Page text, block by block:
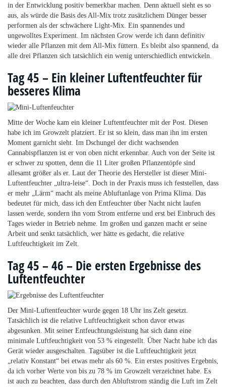
in der Entwicklung positiv bemerkbar machen. Denn aktuell sieht es so
aus, als würde die Basis des All-Mix trotz zusätzlichem Dünger besser
performen als der schwächere Light-Mix. Ein spannendes und
ungewolltes Experiment. Im nächsten Grow werde ich dann definitiv
wieder alle Pflanzen mit dem All-Mix füttern. Es bleibt also spannend, da
alle drei Pflanzen sich tatsächlich ein wenig unterschiedlich entwickeln.
Tag 45 – Ein kleiner Luftentfeuchter für
besseres Klima
Mitte der Woche kam ein kleiner Luftentfeuchter mit der Post. Diesen
habe ich im Growzelt platziert. Er ist so klein, dass man ihn im ersten
Moment garnicht sieht. Im Dschungel der dicht wachsenden
Cannabispflanzen ist er von oben nicht erkennbar. Auch von der Seite ist
er schwer zu spotten, denn die 11 Liter großen Pflanzentöpfe sind
allesamt größer als er. Laut der Theorie des Hersteller ist dieser Mini-
Luftentfeuchter „ultra-leise“. Doch in der Praxis muss ich feststellen, dass
er mehr „Lärm“ macht als meine Abluftanlage von Prima Klima. Das
bedeutet für mich, dass ich den Entfeuchter über Nacht nicht laufen
lassen werde, sondern ihn vom Strom entferne und erst bei Einbruch des
Tages wieder in Betrieb nehme. Im großen und ganzen macht er seine
Arbeit und senkt tatsächlich, wer hätte es gedacht, die relative
Luftfeuchtigkeit im Zelt.
Tag 45 – 46 – Die ersten Ergebnisse des
Luftentfeuchter
Der Mini-Luftentfeuchter wurde gegen 18 Uhr ins Zelt gesetzt.
Tatsächlich ist die relative Luftfeuchtigkeit schon davor etwas
abgesunken. Mit seiner Entfeuchtungsleistung hat sich dann eine
minimale Luftfeuchtigkeit von 53 % eingestellt. Über Nacht habe ich das
Gerät wieder ausgeschalten. Tagsüber ist die Luftfeuchtigkeit jetzt
„relativ Konstant“ bei etwas mehr als 60 %. Ein erstes positives Ergebnis,
da ich vorher Werte von bis zu 78 % im Growzelt verzeichnet habe. Es
ist auch zu beachten, dass durch den Abluftstrom ständig die Luft im Zelt